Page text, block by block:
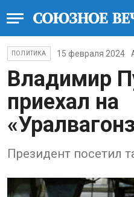
ПОЛИТИКА 15 февраля 2024
Владимир
приехал на
Президент посетил